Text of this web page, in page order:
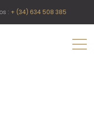
: + (34) 634 508 385